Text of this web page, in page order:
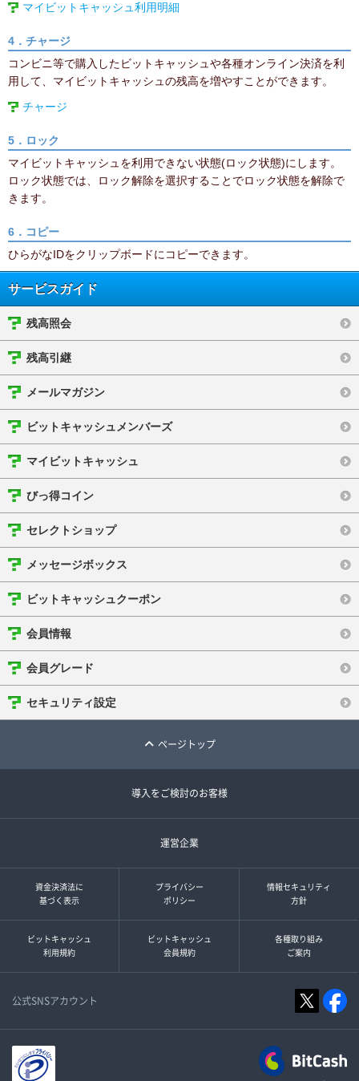
マイビットキャッシュ利用明細
4．チャージ
コンビニ等で購入したビットキャッシュや各種オンライン決済を利
用して、マイビットキャッシュの残高を増やすことができます。
チャージ
5．ロック
マイビットキャッシュを利用できない状態(ロック状態)にします。
ロック状態では、ロック解除を選択することでロック状態を解除で
きます。
6．コピー
ひらがなIDをクリップボードにコピーできます。
サービスガイド
残高照会
残高引継
メールマガジン
ビットキャッシュメンバーズ
マイビットキャッシュ
びっ得コイン
セレクトショップ
メッセージボックス
ビットキャッシュクーポン
会員情報
会員グレード
セキュリティ設定
ページトップ
導入をご検討のお客様
運営企業
資金決済法に
基づく表示
プライバシー
ポリシー
情報セキュリティ
方針
ビットキャッシュ
利用規約
ビットキャッシュ
会員規約
各種取り組み
ご案内
公式SNSアカウント